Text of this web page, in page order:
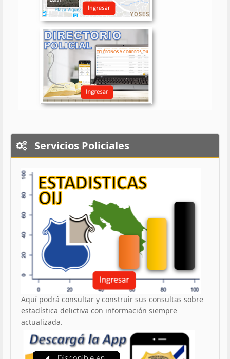
Servicios Policiales
Aquí podrá consultar y construir sus consultas sobre
estadística delictiva con información siempre
actualizada.